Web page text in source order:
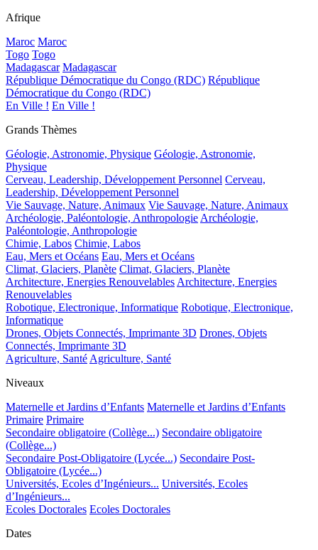
Afrique
Maroc Maroc
Togo Togo
Madagascar Madagascar
République Démocratique du Congo (RDC) République
Démocratique du Congo (RDC)
En Ville ! En Ville !
Grands Thèmes
Géologie, Astronomie, Physique Géologie, Astronomie,
Physique
Cerveau, Leadership, Développement Personnel Cerveau,
Leadership, Développement Personnel
Vie Sauvage, Nature, Animaux Vie Sauvage, Nature, Animaux
Archéologie, Paléontologie, Anthropologie Archéologie,
Paléontologie, Anthropologie
Chimie, Labos Chimie, Labos
Eau, Mers et Océans Eau, Mers et Océans
Climat, Glaciers, Planète Climat, Glaciers, Planète
Architecture, Energies Renouvelables Architecture, Energies
Renouvelables
Robotique, Electronique, Informatique Robotique, Electronique,
Informatique
Drones, Objets Connectés, Imprimante 3D Drones, Objets
Connectés, Imprimante 3D
Agriculture, Santé Agriculture, Santé
Niveaux
Maternelle et Jardins d’Enfants Maternelle et Jardins d’Enfants
Primaire Primaire
Secondaire obligatoire (Collège...) Secondaire obligatoire
(Collège...)
Secondaire Post-Obligatoire (Lycée...) Secondaire Post-
Obligatoire (Lycée...)
Universités, Ecoles d’Ingénieurs... Universités, Ecoles
d’Ingénieurs...
Ecoles Doctorales Ecoles Doctorales
Dates